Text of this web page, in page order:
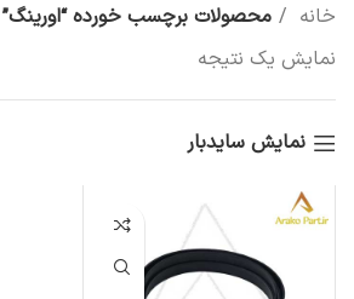
خانه
محصولات برچسب خورده “اورینگ”
نمایش یک نتیجه
نمایش سایدبار